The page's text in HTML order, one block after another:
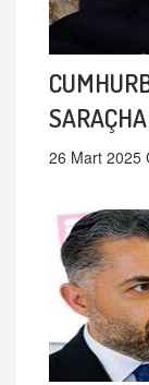
26 Mart 2025